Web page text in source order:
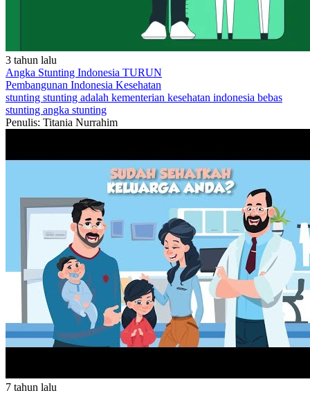
3 tahun lalu
Angka Stunting Indonesia TURUN
Pembangunan Indonesia Kesehatan
stunting stunting adalah kementerian kesehatan indonesia bebas
stunting angka stunting
Penulis: Titania Nurrahim
7 tahun lalu